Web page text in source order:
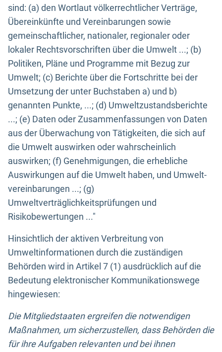
sind: (a) den Wortlaut völkerrechtlicher Verträge,
Übereinkünfte und Vereinbarungen sowie
gemeinschaftlicher, nationaler, regionaler oder
lokaler Rechtsvorschriften über die Umwelt ...; (b)
Politiken, Pläne und Programme mit Bezug zur
Umwelt; (c) Berichte über die Fortschritte bei der
Umsetzung der unter Buchstaben a) und b)
genannten Punkte, ...; (d) Umweltzustandsberichte
...; (e) Daten oder Zusammenfassungen von Daten
aus der Überwachung von Tätigkeiten, die sich auf
die Umwelt auswirken oder wahrscheinlich
auswirken; (f) Genehmigungen, die erhebliche
Auswirkungen auf die Umwelt haben, und Umwelt-
vereinbarungen ...; (g)
Umweltverträglichkeitsprüfungen und
Risikobewertungen ..."
Hinsichtlich der aktiven Verbreitung von
Umweltinformationen durch die zuständigen
Behörden wird in Artikel 7 (1) ausdrücklich auf die
Bedeutung elektronischer Kommunikationswege
hingewiesen:
Die Mitgliedstaaten ergreifen die notwendigen
Maßnahmen, um sicherzustellen, dass Behörden die
für ihre Aufgaben relevanten und bei ihnen